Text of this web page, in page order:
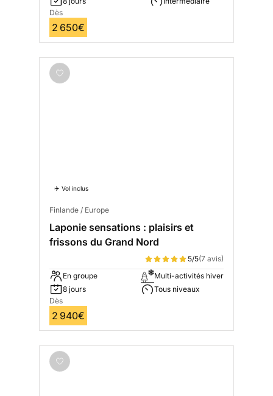
Dès
2 650€
✈️ Vol inclus
Finlande / Europe
Laponie sensations : plaisirs et
frissons du Grand Nord
5/5(7 avis)
En groupe
8 jours
Multi-activités hiver
Tous niveaux
Dès
2 940€